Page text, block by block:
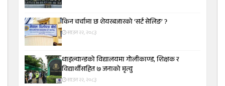
किन चर्चामा छ शेयरबजारको ‘सर्ट सेलिङ’ ?
साउन २२, २०८३
थाइल्यान्डको विद्यालयमा गोलीकाण्ड, शिक्षक र
विद्यार्थीसहित ७ जनाको मृत्यु
साउन २२, २०८३